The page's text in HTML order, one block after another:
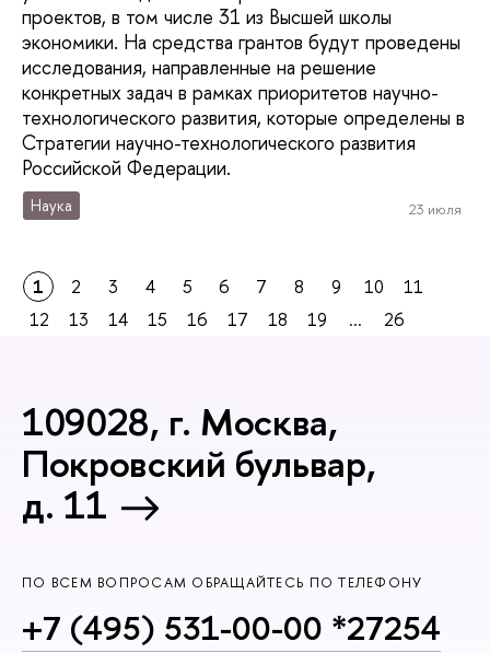
проектов, в том числе 31 из Высшей школы
экономики. На средства грантов будут проведены
исследования, направленные на решение
конкретных задач в рамках приоритетов научно-
технологического развития, которые определены в
Стратегии научно-технологического развития
Российской Федерации.
Наука 23 июля
1 2 3 4 5 6 7 8 9 10
11
12
13 14 15 16 17 18 19 ... 26
109028, г. Москва,
Покровский бульвар,
д. 11
ПО ВСЕМ ВОПРОСАМ ОБРАЩАЙТЕСЬ ПО ТЕЛЕФОНУ
+7 (495) 531-00-00 *27254